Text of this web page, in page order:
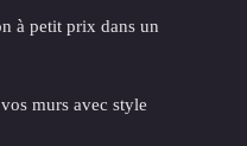
à petit prix dans un
murs avec style